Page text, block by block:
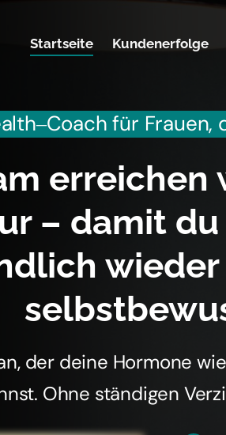
Startseite Kundenerfolge
Coach für Frauen,
– damit
der deine Hormone
Ohne ständigen